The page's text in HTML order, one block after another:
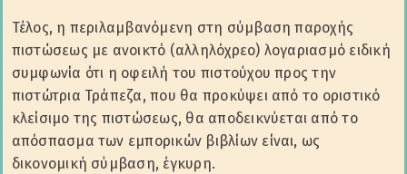
Τέλος, η περιλαμβανόμενη στη σύμβαση παροχής
πιστώσεως με ανοικτό (αλληλόχρεο) λογαριασμό ειδική
συμφωνία ότι η οφειλή του πιστούχου προς την
πιστώτρια Τράπεζα, που θα προκύψει από το οριστικό
κλείσιμο της πιστώσεως, θα αποδεικνύεται από το
απόσπασμα των εμπορικών βιβλίων είναι, ως
δικονομική σύμβαση, έγκυρη.